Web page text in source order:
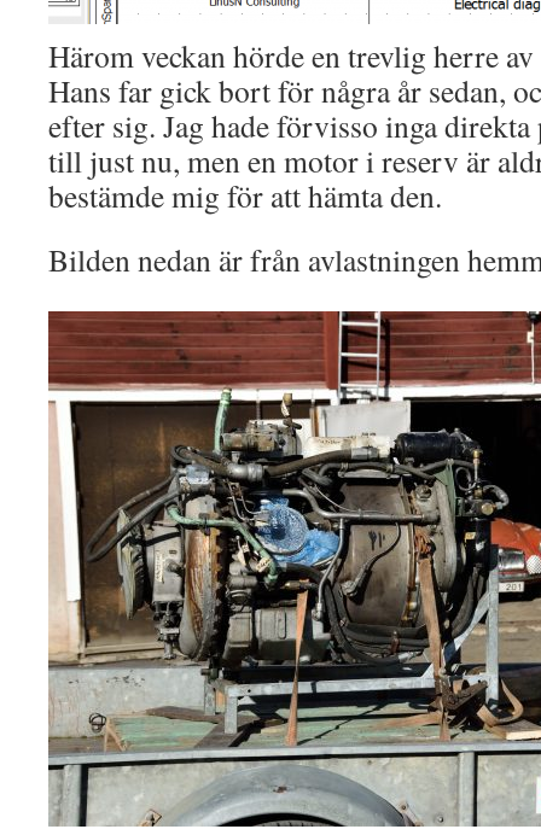
Härom veckan hörde en trevlig herre
Hans far gick bort för några år sedan,
efter sig. Jag hade förvisso inga direkta
till just nu, men en motor i reserv är
bestämde mig för att hämta den.
Bilden nedan är från avlastningen